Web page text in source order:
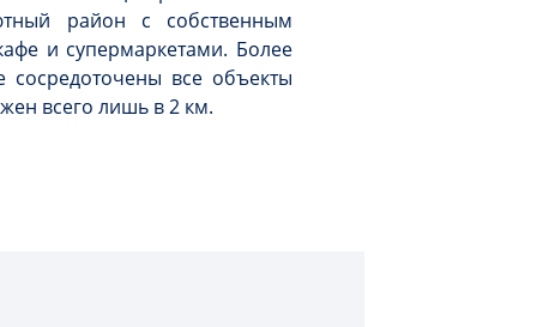
район с собственным
и супермаркетами. Более
все объекты
всего лишь в 2 км.